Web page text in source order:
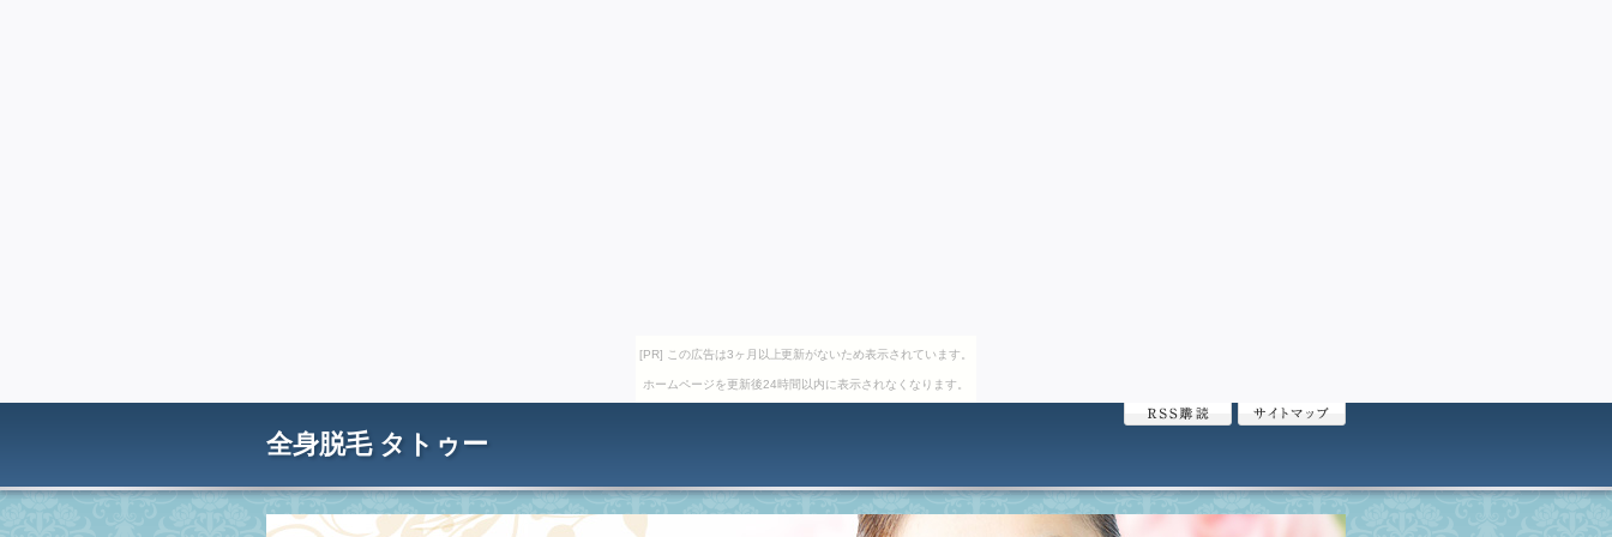
[PR] この広告は3ヶ月以上更新がないため表示されています。
ホームページを更新後24時間以内に表示されなくなります。
全身脱毛 タトゥー